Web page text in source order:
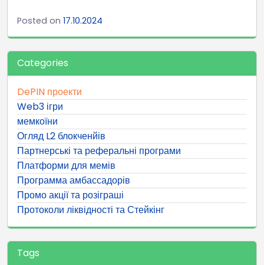
Posted on 17.10.2024
Categories
DePIN проекти
Web3 ігри
мемкоїни
Огляд L2 блокченйів
Партнерські та реферальні програми
Платформи для мемів
Программа амбассадорів
Промо акції та розіграші
Протоколи ліквідності та Стейкінг
Tags